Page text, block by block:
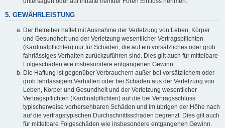
5. GEWÄHRLEISTUNG
Der Betreiber haftet mit Ausnahme der Verletzung von Leben, Körper
und Gesundheit und der Verletzung wesentlicher Vertragspflichten
(Kardinalpflichten) nur für Schäden, die auf ein vorsätzliches oder grob
fahrlässiges Verhalten zurückzuführen sind. Dies gilt auch für mittelbare
Folgeschäden wie insbesondere entgangenen Gewinn.
Die Haftung ist gegenüber Verbrauchern außer bei vorsätzlichem oder
grob fahrlässigem Verhalten oder bei Schäden aus der Verletzung von
Leben, Körper und Gesundheit und der Verletzung wesentlicher
Vertragspflichten (Kardinalpflichten) auf die bei Vertragsschluss
typischerweise vorhersehbaren Schäden und im übrigen der Höhe nach
auf die vertragstypischen Durchschnittsschäden begrenzt. Dies gilt auch
für mittelbare Folgeschäden wie insbesondere entgangenen Gewinn.